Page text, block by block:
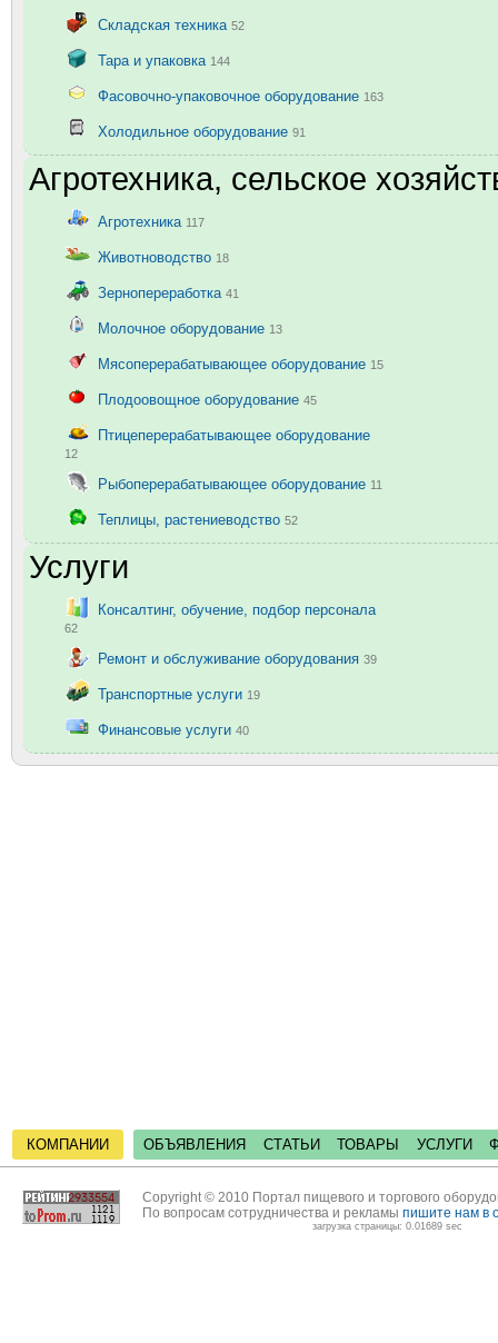
Складская техника 52
Тара и упаковка 144
Фасовочно-упаковочное оборудование 163
Холодильное оборудование 91
Агротехника, сельское
Агротехника 117
Животноводство 18
Зернопереработка 41
Молочное оборудование 13
Мясоперерабатывающее оборудование 15
Плодоовощное оборудование 45
Птицеперерабатывающее оборудование
12
Рыбоперерабатывающее оборудование 11
Теплицы, растениеводство 52
Услуги
Консалтинг, обучение, подбор персонала
62
Ремонт и обслуживание оборудования 39
Транспортные услуги 19
Финансовые услуги 40
КОМПАНИИ ОБЪЯВЛЕНИЯ СТАТЬИ ТОВАРЫ УСЛУГИ
Copyright © 2010 Портал пищевого и торгового
По вопросам сотрудничества и рекламы пишите нам в
загрузка страницы: 0.01689 sec